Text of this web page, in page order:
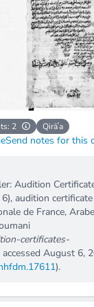
2 Qirāʿa
Send notes for this
Audition
audition certificate
de France,
certificates-
accessed August 6,
).